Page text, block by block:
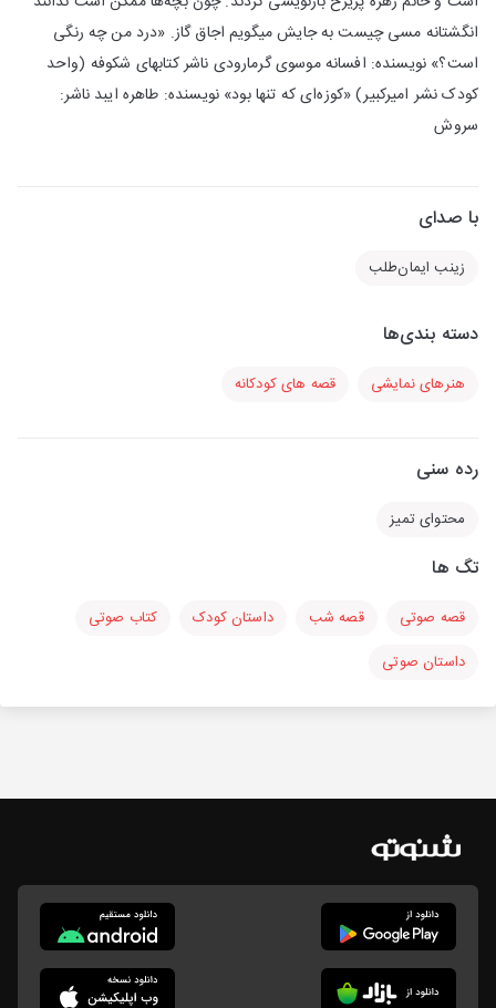
انگشتانه مسی چیست به جایش میگویم اجاق گاز. «درد من چه رنگی
است؟» نویسنده: افسانه موسوی گرمارودی ناشر کتابهای شکوفه (واحد
کودک نشر امیرکبیر) «کوزه‌ای که تنها بود» نویسنده: طاهره ایبد ناشر:
سروش
با صدای
زینب ایمان‌طلب
دسته بندی‌ها
هنرهای نمایشی قصه های کودکانه
رده سنی
محتوای تمیز
تگ ها
قصه صوتی قصه شب داستان کودک
کتاب صوتی
داستان صوتی